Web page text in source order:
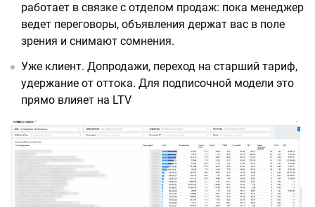
работает в связке с отделом продаж: пока менеджер
ведет переговоры, объявления держат вас в поле
зрения и снимают сомнения.
Уже клиент. Допродажи, переход на старший тариф,
удержание от оттока. Для подписочной модели это
прямо влияет на LTV